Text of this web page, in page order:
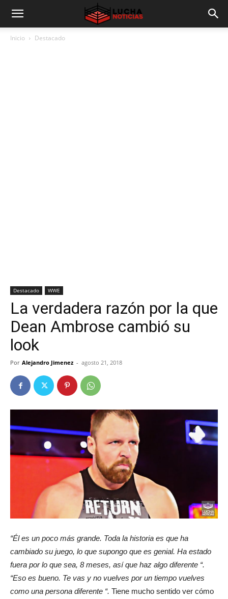
Inicio Destacado
Destacado WWE
La verdadera razón por la que
Dean Ambrose cambió su
look
Por Alejandro Jimenez - agosto 21, 2018
“Él es un poco más grande. Toda la historia es que ha
cambiado su juego, lo que supongo que es genial. Ha estado
fuera por lo que sea, 8 meses, así que haz algo diferente “.
“Eso es bueno. Te vas y no vuelves por un tiempo vuelves
como una persona diferente “. Tiene mucho sentido ver cómo